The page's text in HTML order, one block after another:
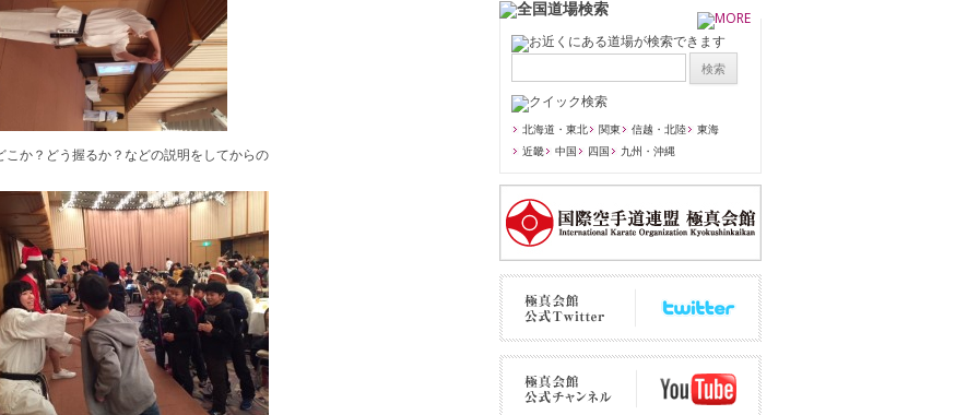
こか？どう握るか？などの説明をしてからの
北海道・東北 関東 信越・北陸
東海
近畿
中国 四国 九州・沖縄